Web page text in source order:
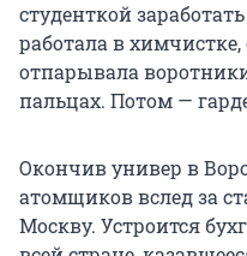
студенткой
работала в
отпарывала
пальцах. Потом —
Окончив универ в
атомщиков вслед за
Москву. Устроится